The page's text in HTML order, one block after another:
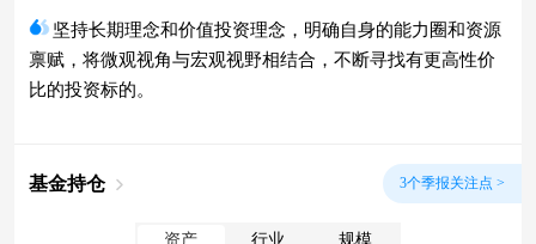
坚持长期理念和价值投资理念，明确自身的能力圈和资源
禀赋，将微观视角与宏观视野相结合，不断寻找有更高性价
比的投资标的。
基金持仓 3个季报关注点 >
资产 行业 规模